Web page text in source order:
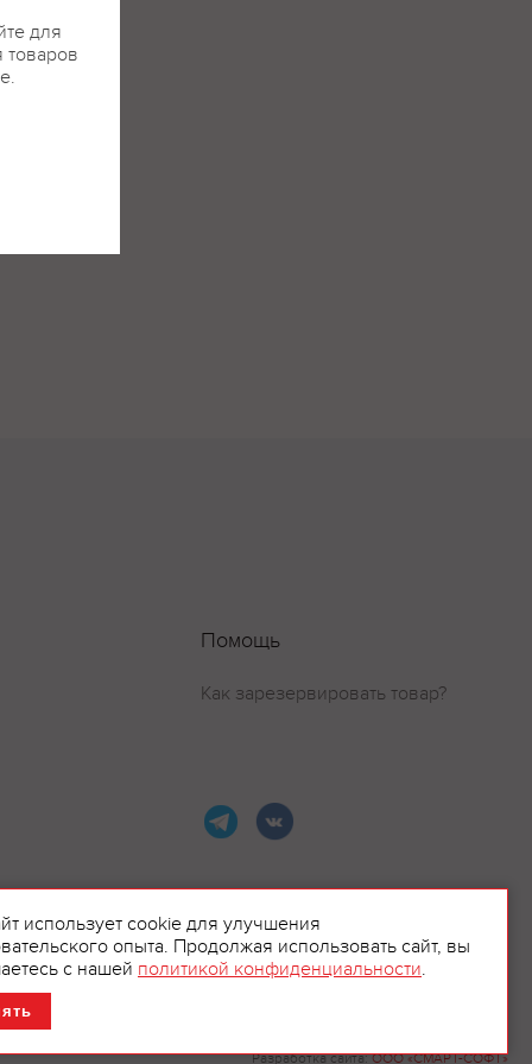
Разработка сайта:ООО «СМАРТ-СОФТ»
Помощь
Как зарезервировать товар?
использует cookie для улучшения
опыта. Продолжая использовать сайт, вы
с нашей политикой конфиденциальности.
для